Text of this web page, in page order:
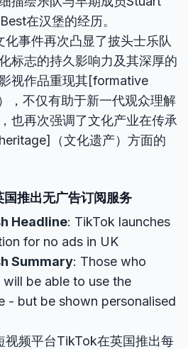
在汉堡的经历。
化事件再次凸显了披头士乐队
标志的持久影响力及其深厚的
视作品重现其[formative
，不仅有助于新一代观众理解
也再次强调了文化产业在传承
（文化遗产）方面的
推出无广告订阅服务
Headline: TikTok launches
for no ads in UK
Summary: Those who
will be able to use the
- but be shown personalised
视频平台TikTok在英国推出每